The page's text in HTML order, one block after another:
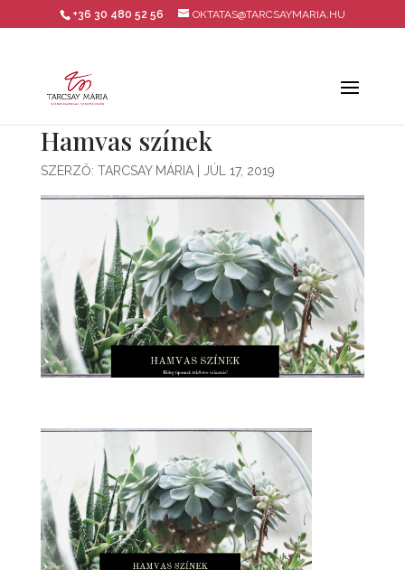
+36 30 480 52 56 OKTATAS@TARCSAYMARIA.HU
Hamvas színek
SZERZŐ: TARCSAY MÁRIA| JÚL 17, 2019